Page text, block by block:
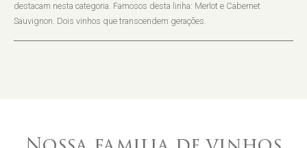
destacam nesta categoria. Famosos desta linha: Merlot e Cabernet
Sauvignon. Dois vinhos que transcendem gerações.